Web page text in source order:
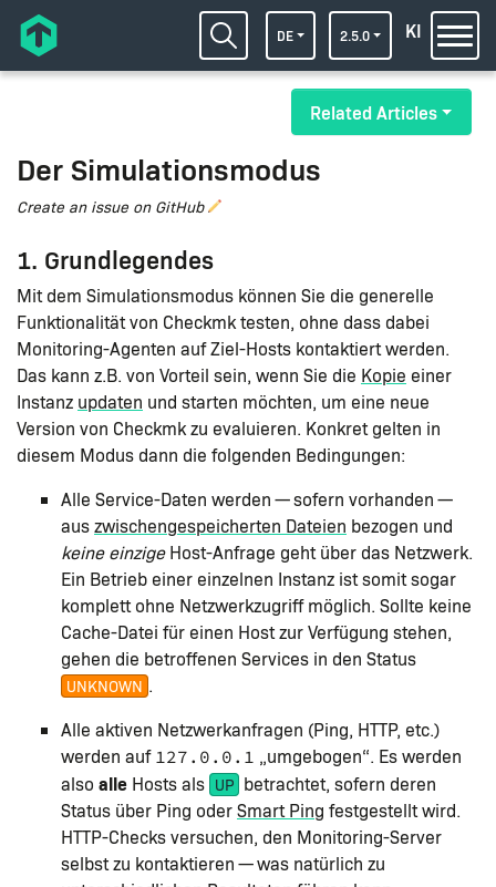
DE 2.5.0 KI
Der Simulationsmodus
Create an issue on GitHub
Related Articles
1. Grundlegendes
Mit dem Simulationsmodus können Sie die generelle
Funktionalität von Checkmk testen, ohne dass dabei
Monitoring-Agenten auf Ziel-Hosts kontaktiert werden.
Das kann z.B. von Vorteil sein, wenn Sie die Kopie einer
Instanz updaten und starten möchten, um eine neue
Version von Checkmk zu evaluieren. Konkret gelten in
diesem Modus dann die folgenden Bedingungen:
Alle Service-Daten werden — sofern vorhanden —
auszwischengespeicherten Dateien bezogen und
keine einzigeHost-Anfrage geht über das Netzwerk.
Ein Betrieb einer einzelnen Instanz ist somit sogar
komplett ohne Netzwerkzugriff möglich. Sollte keine
Cache-Datei für einen Host zur Verfügung stehen,
gehen die betroffenen Services in den Status
UNKNOWN .
Alle aktiven Netzwerkanfragen (Ping, HTTP, etc.)
werden auf 127.0.0.1 „umgebogen“. Es werden
also alle Hosts als UP betrachtet, sofern deren
Status über Ping oderSmart Ping festgestellt wird.
HTTP-Checks versuchen, den Monitoring-Server
selbst zu kontaktieren — was natürlich zu